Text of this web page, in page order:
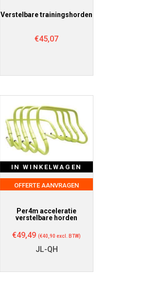
Verstelbare trainingshorden
€45,07
IN WINKELWAGEN
OFFERTE AANVRAGEN
Per4m acceleratie
verstelbare horden
€49,49 (€40,90 excl. BTW)
JL-QH